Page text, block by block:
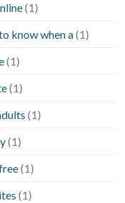
(1)
know when a(1)
(1)
(1)
(1)
(1)
(1)
(1)